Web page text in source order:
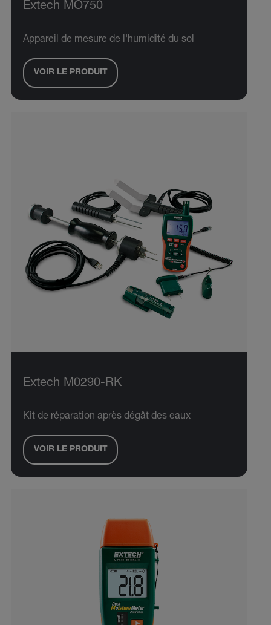
Extech MO750
Appareil de mesure de l'humidité du sol
VOIR LE PRODUIT
Extech M0290-RK
Kit de réparation après dégât des eaux
VOIR LE PRODUIT